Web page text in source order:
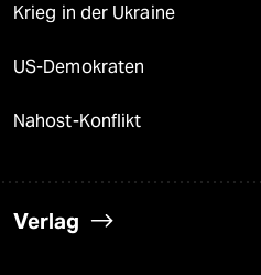
Krieg in der Ukraine
US-Demokraten
Nahost-Konflikt
Verlag